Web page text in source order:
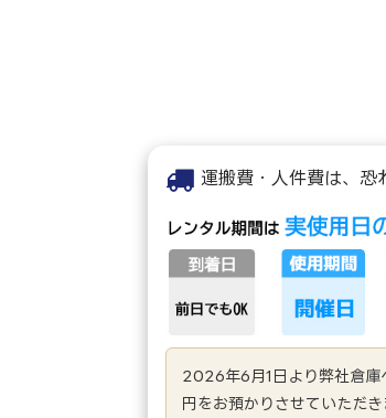
運搬費・人件費は、恐
2026年6月1日より弊社倉庫
円をお預かりさせていただき